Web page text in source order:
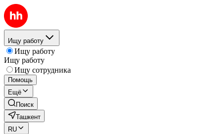
Ищу работу
Ищу работу
Ищу работу
Ищу сотрудника
Помощь
Ещё
Поиск
Ташкент
RU